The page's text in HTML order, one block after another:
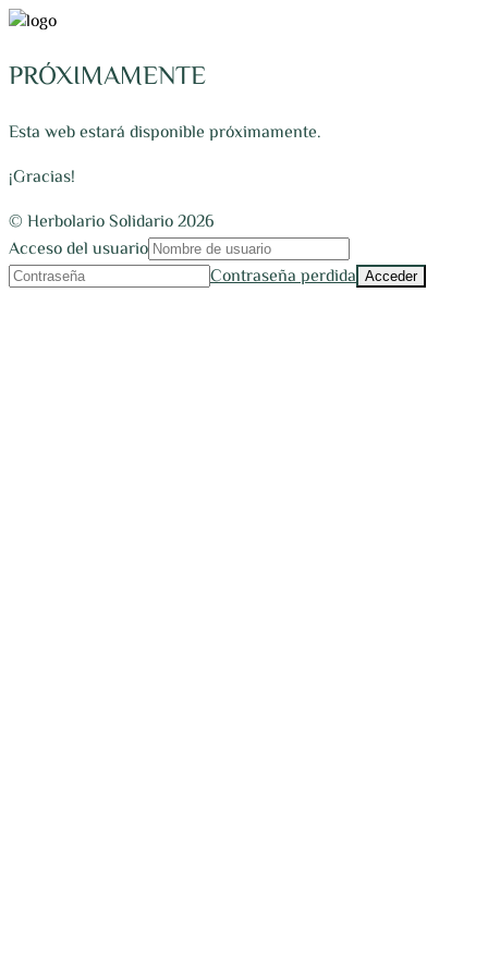
PRÓXIMAMENTE
Esta web estará disponible próximamente.
¡Gracias!
© Herbolario Solidario 2026
Acceso del usuario
Contraseña perdida